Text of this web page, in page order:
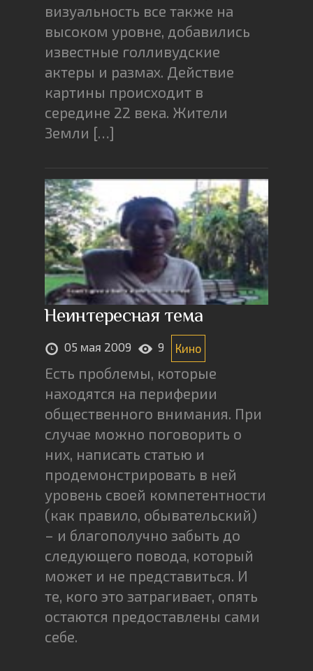
визуальность все также на
высоком уровне, добавились
известные голливудские
актеры и размах. Действие
картины происходит в
середине 22 века. Жители
Земли […]
Неинтересная тема
05 мая 2009 9 Кино
Есть проблемы, которые
находятся на периферии
общественного внимания. При
случае можно поговорить о
них, написать статью и
продемонстрировать в ней
уровень своей компетентности
(как правило, обывательский)
– и благополучно забыть до
следующего повода, который
может и не представиться. И
те, кого это затрагивает, опять
остаются предоставлены сами
себе.